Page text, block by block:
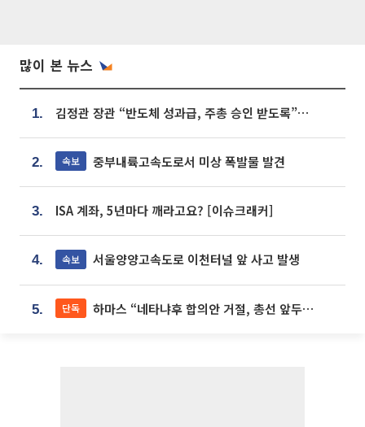
많이 본 뉴스
1. 김정관 장관 “반도체 성과급, 주총 승인 받도록”…상법·자본시장법 개정 시사
2. 속보 중부내륙고속도로서 미상 폭발물 발견
3. ISA 계좌, 5년마다 깨라고요? [이슈크래커]
4. 속보 서울양양고속도로 이천터널 앞 사고 발생
5. 단독 하마스 “네타냐후 합의안 거절, 총선 앞두고 시간 끌기”